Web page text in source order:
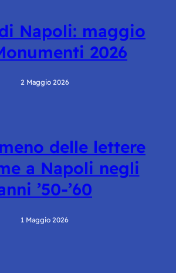
Napoli: maggio
2026
2 Maggio 2026
delle lettere
a Napoli negli
’50-’60
1 Maggio 2026